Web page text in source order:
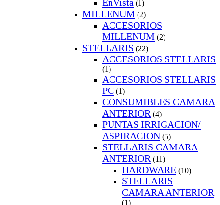
EnVista (1)
MILLENUM (2)
ACCESORIOS
MILLENUM (2)
STELLARIS (22)
ACCESORIOS STELLARIS
(1)
ACCESORIOS STELLARIS
PC (1)
CONSUMIBLES CAMARA
ANTERIOR (4)
PUNTAS IRRIGACION/
ASPIRACION (5)
STELLARIS CAMARA
ANTERIOR (11)
HARDWARE (10)
STELLARIS
CAMARA ANTERIOR
(1)